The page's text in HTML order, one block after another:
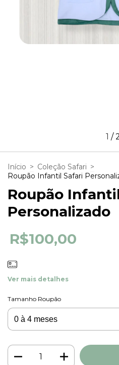
1 /
Início > Coleção Safari >
Roupão Infantil Safari
Roupão
Personalizado
R$100,00
Ver mais detalhes
Tamanho Roupão